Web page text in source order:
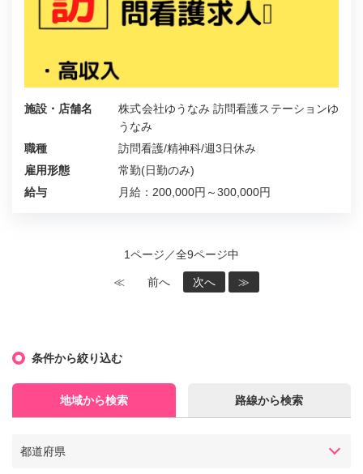
施設・店舗名
株式会社ゆうなみ 訪問看護ステーションゆ
うなみ
職種
訪問看護/精神科/週3日休み
雇用形態
常勤(日勤のみ)
給与
月給：200,000円～300,000円
1ページ／全9ページ中
≪ 前へ 次へ ≫
条件から絞り込む
地域から検索 路線から検索
都道府県